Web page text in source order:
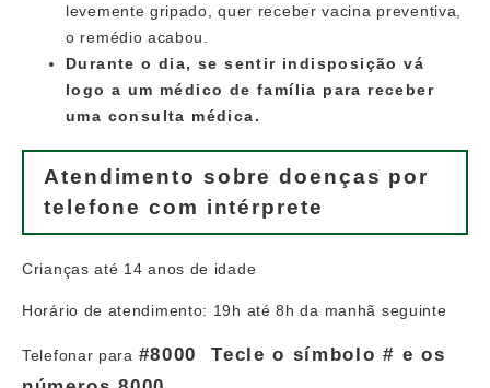
levemente gripado, quer receber vacina preventiva,
o remédio acabou.
Durante o dia, se sentir indisposição vá
logo a um médico de família para receber
uma consulta médica.
​Atendimento sobre doenças por
telefone com intérprete
Crianças até 14 anos de idade
Horário de atendimento: 19h até 8h da manhã seguinte
Telefonar para #8000 Tecle o símbolo # e os